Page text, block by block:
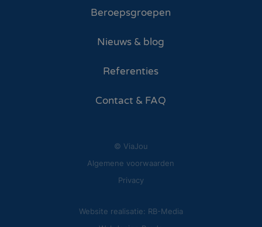
Beroepsgroepen
Nieuws & blog
Referenties
Contact & FAQ
© ViaJou
Algemene voorwaarden
Privacy
Website realisatie: RB-Media